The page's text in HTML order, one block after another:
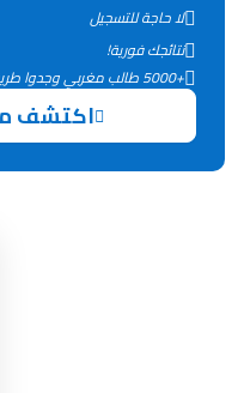
لا حاجة للتسجيل
نتائجك فورية!
+5000 طالب مغربي وجدوا طريقهم بفضل 9rayti.
اكتشف